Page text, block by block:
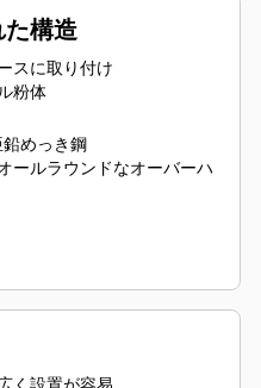
構造
スに取り付け
粉体
めっき鋼
ールラウンドなオーバーハ
アシール
ィングを施したステンレス